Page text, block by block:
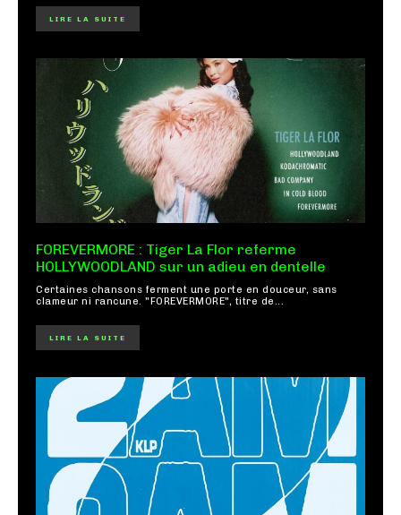
LIRE LA SUITE
FOREVERMORE : Tiger La Flor referme
HOLLYWOODLAND sur un adieu en dentelle
Certaines chansons ferment une porte en douceur, sans
clameur ni rancune. "FOREVERMORE", titre de...
LIRE LA SUITE